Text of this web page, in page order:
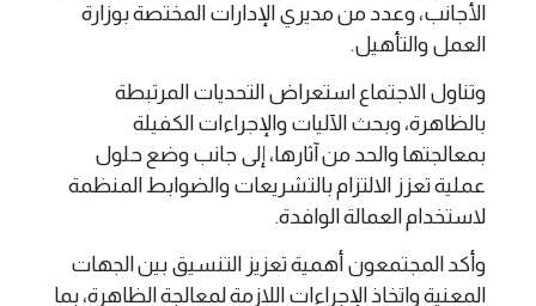
الأجانب، وعدد من مديري الإدارات المختصة بوزارة
العمل والتأهيل.
وتناول الاجتماع استعراض التحديات المرتبطة
بالظاهرة، وبحث الآليات والإجراءات الكفيلة
بمعالجتها والحد من آثارها، إلى جانب وضع حلول
عملية تعزز الالتزام بالتشريعات والضوابط المنظمة
لاستخدام العمالة الوافدة.
وأكد المجتمعون أهمية تعزيز التنسيق بين الجهات
المعنية واتخاذ الإجراءات اللازمة لمعالجة الظاهرة، بما